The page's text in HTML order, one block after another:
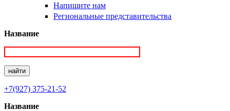
Напишите нам
Региональные представительства
Название
+7(927) 375-21-52
Название